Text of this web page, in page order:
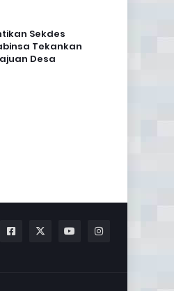
Sekdes
Tekankan
Desa